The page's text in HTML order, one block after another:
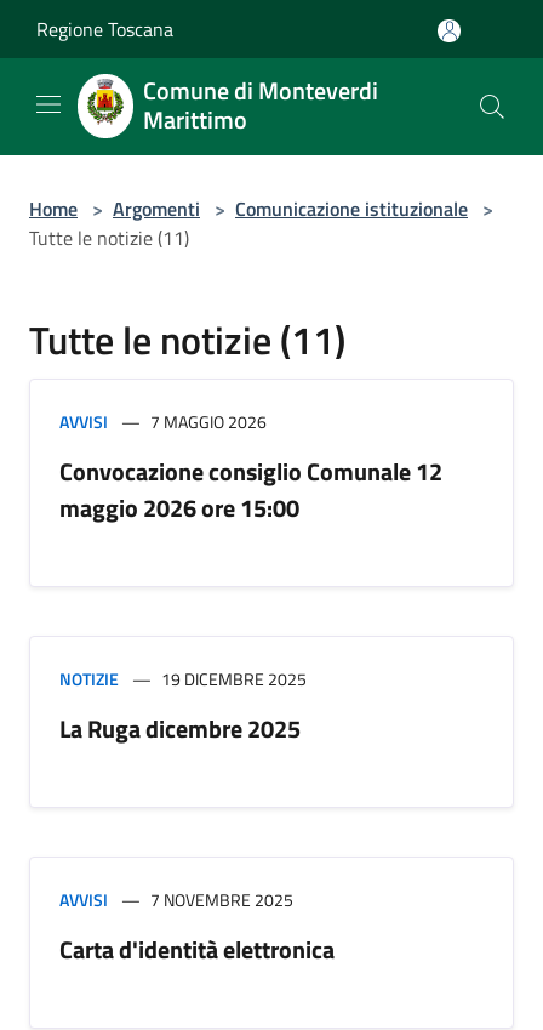
Regione Toscana
Comune di Monteverdi
Marittimo
Home > Argomenti > Comunicazione istituzionale >
Tutte le notizie (11)
Tutte le notizie (11)
AVVISI 7 MAGGIO 2026
Convocazione consiglio Comunale 12
maggio 2026 ore 15:00
NOTIZIE 19 DICEMBRE 2025
La Ruga dicembre 2025
AVVISI 7 NOVEMBRE 2025
Carta d'identità elettronica